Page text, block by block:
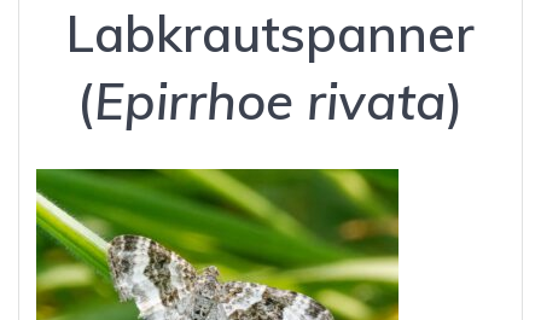
Labkrautspanner
(Epirrhoe rivata)